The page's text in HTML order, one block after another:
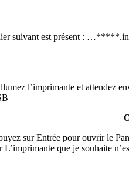
suivant est présent :
l’imprimante et attendez
sur Entrée pour ouvrir le
que je souhaite